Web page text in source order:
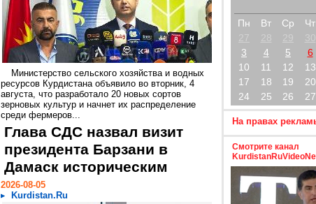
Министерство сельского хозяйства и водных
ресурсов Курдистана объявило во вторник, 4
августа, что разработало 20 новых сортов
зерновых культур и начнет их распределение
среди фермеров...
Глава СДС назвал визит
президента Барзани в
Дамаск историческим
2026-08-05
Kurdistan.Ru
Пн Вт Ср Чт
27
28 29 30
3
4 5 6
10
11 12 13
17
18 19 20
24
25 26 27
На правах
Смотрите канал